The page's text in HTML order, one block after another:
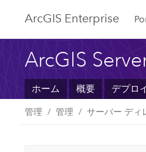
ArcGIS Enterprise
ArcGIS
ホーム 概要 デプロ
管理 管理 サーバー ディ